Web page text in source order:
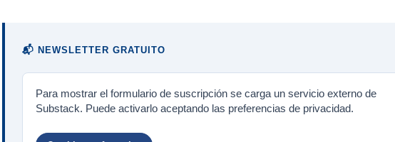
📬 NEWSLETTER GRATUITO
Para mostrar el formulario de suscripción se carga un servicio externo de
Substack. Puede activarlo aceptando las preferencias de privacidad.